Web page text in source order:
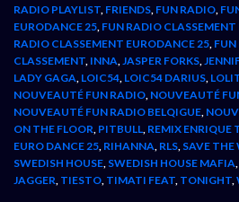
RADIO PLAYLIST FRIENDS FUN RADIO
EURODANCE 25 FUN RADIO CLASSEMENT
RADIO CLASSEMENT EURODANCE 25
CLASSEMENT INNA JASPER FORKS
LADY GAGA LOIC54 LOIC54 DARIUS
NOUVEAUTÉ FUN RADIO NOUVEAUTÉ
NOUVEAUTÉ FUN RADIO BELQIGUE
ON THE FLOOR PITBULL REMIX ENRIQUE
EURO DANCE 25 RIHANNA RLS SAVE
SWEDISH HOUSE SWEDISH HOUSE MAFIA
JAGGER TIESTO TIMATI FEAT TONIGHT